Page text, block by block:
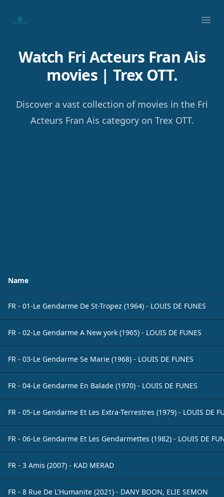
Your Company
Watch Fri Acteurs Fran Ais
movies | Trex OTT.
Discover a vast collection of movies in the Fri
Acteurs Fran Ais category on Trex OTT.
Name
FR - 01-Le Gendarme De St-Tropez (1964) - LOUIS DE FUNES
FR - 02-Le Gendarme A New york (1965) - LOUIS DE FUNES
FR - 03-Le Gendarme Se Marie (1968) - LOUIS DE FUNES
FR - 04-Le Gendarme En Balade (1970) - LOUIS DE FUNES
FR - 05-Le Gendarme Et Les Extra-Terrestres (1979) - LOUIS DE
FR - 06-Le Gendarme Et Les Gendarmettes (1982) - LOUIS DE
FR - 3 Amis (2007) - KAD MERAD
FR - 8 Rue De L'Humanite (2021) - DANY BOON, ELIE SEMON